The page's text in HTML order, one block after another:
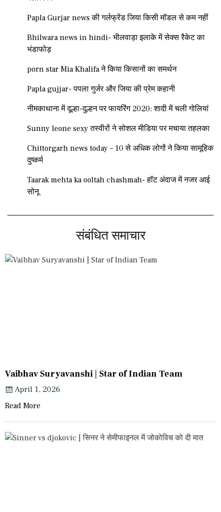
Papla Gurjar news की गर्लफ्रेंड जिया किसी मॉडल से कम नहीं
Bhilwara news in hindi- भीलवाड़ा इलाके में सेक्स रैकेट का
भंडाफोड़
porn star Mia Khalifa ने किया किसानों का समर्थन
Papla gujjar- पपला गुर्जर और जिया की प्रेम कहानी
नीमकाथाना में दूल्हा-दुल्हन पर फायरिंग 2020: शादी में चली गोलियां
Sunny leone sexy तस्वीरों ने सोशल मीडिया पर मचाया तहलका
Chittorgarh news today – 10 से अधिक लोगों ने किया सामूहिक
दुष्कर्म
Taarak mehta ka ooltah chashmah- हॉट अंदाज में नजर आई
सोनू
संबंधित समाचार
Vaibhav Suryavanshi | Star of Indian Team
April 1, 2026
Read More